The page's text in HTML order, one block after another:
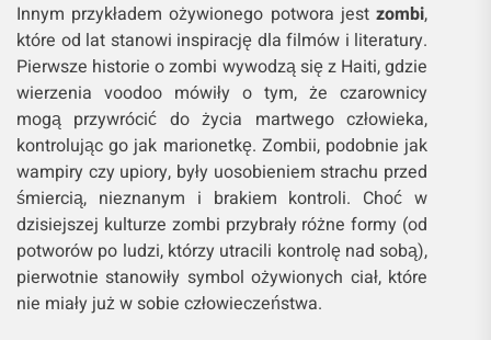
Innym przykładem ożywionego potwora jestzombi,
które od lat stanowi inspirację dla filmów i literatury.
Pierwsze historie o zombi wywodzą się z Haiti, gdzie
wierzenia voodoo mówiły o tym, że czarownicy
mogą przywrócić do życia martwego człowieka,
kontrolując go jak marionetkę. Zombii, podobnie jak
wampiry czy upiory, były uosobieniem strachu przed
śmiercią, nieznanym i brakiem kontroli. Choć w
dzisiejszej kulturze zombi przybrały różne formy (od
potworów po ludzi, którzy utracili kontrolę nad sobą),
pierwotnie stanowiły symbol ożywionych ciał, które
nie miały już w sobie człowieczeństwa.